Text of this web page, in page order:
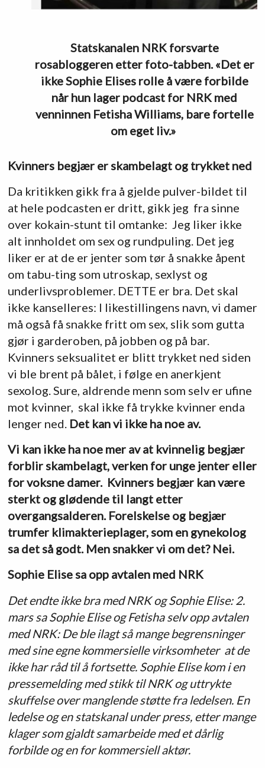
Statskanalen NRK forsvarte
rosabloggeren etter foto-tabben. «Det er
ikke Sophie Elises rolle å være forbilde
når hun lager podcast for NRK med
venninnen Fetisha Williams, bare fortelle
om eget liv.»
Kvinners begjær er skambelagt og trykket ned
Da kritikken gikk fra å gjelde pulver-bildet til
at hele podcasten er dritt, gikk jeg fra sinne
over kokain-stunt til omtanke: Jeg liker ikke
alt innholdet om sex og rundpuling. Det jeg
liker er at de er jenter som tør å snakke åpent
om tabu-ting som utroskap, sexlyst og
underlivsproblemer. DETTE er bra. Det skal
ikke kanselleres: I likestillingens navn, vi damer
må også få snakke fritt om sex, slik som gutta
gjør i garderoben, på jobben og på bar.
Kvinners seksualitet er blitt trykket ned siden
vi ble brent på bålet, i følge en anerkjent
sexolog. Sure, aldrende menn som selv er ufine
mot kvinner, skal ikke få trykke kvinner enda
lenger ned. Det kan vi ikke ha noe av.
Vi kan ikke ha noe mer av at kvinnelig begjær
forblir skambelagt, verken for unge jenter eller
for voksne damer. Kvinners begjær kan være
sterkt og glødende til langt etter
overgangsalderen. Forelskelse og begjær
trumfer klimakterieplager, som en gynekolog
sa det så godt. Men snakker vi om det? Nei.
Sophie Elise sa opp avtalen med NRK
Det endte ikke bra med NRK og Sophie Elise: 2.
mars sa Sophie Elise og Fetisha selv opp avtalen
med NRK: De ble ilagt så mange begrensninger
med sine egne kommersielle virksomheter at de
ikke har råd til å fortsette. Sophie Elise kom i en
pressemelding med stikk til NRK og uttrykte
skuffelse over manglende støtte fra ledelsen. En
ledelse og en statskanal under press, etter mange
klager som gjaldt samarbeide med et dårlig
forbilde og en for kommersiell aktør.